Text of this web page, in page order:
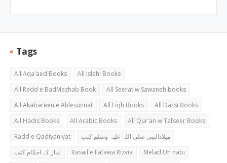
Tags
All Aqa'aed Books
All islahi Books
All Radd e BadMazhab Book
All Seerat w Sawaneh books
All Akabareen e Ahlesunnat
All Fiqh Books
All Darsi Books
All Hadis Books
All Arabic Books
All Qur'an w Tafseer Books
Radd e Qadiyaniyat
میلادالنبی صلی اللہ علیہ وسلم کتب
نماز کے احکام کتب
Rasail e Fatawa Rizvia
Melad Un nabi